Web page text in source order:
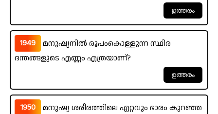
1949
മനുഷ്യനിൽ രൂപംകൊള്ളുന്ന സ്ഥിര
ദന്തങ്ങളുടെ എണ്ണം എത്രയാണ്?
1950
മനുഷ്യ ശരീരത്തിലെ ഏറ്റവും ഭാരം കുറഞ്ഞ